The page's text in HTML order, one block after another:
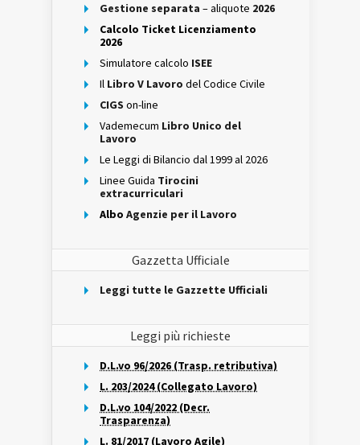
Gestione separata – aliquote 2026
Calcolo Ticket Licenziamento
2026
Simulatore calcolo ISEE
Il Libro V Lavoro del Codice Civile
CIGS on-line
Vademecum Libro Unico del
Lavoro
Le Leggi di Bilancio dal 1999 al 2026
Linee Guida Tirocini
extracurriculari
Albo Agenzie per il Lavoro
Gazzetta Ufficiale
Leggi tutte le Gazzette Ufficiali
Leggi più richieste
D.L.vo 96/2026 (Trasp. retributiva)
L. 203/2024 (Collegato Lavoro)
D.L.vo 104/2022 (Decr.
Trasparenza)
L. 81/2017 (Lavoro Agile)